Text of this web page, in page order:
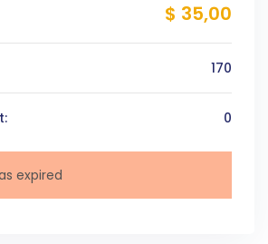
$ 35,00
170
0
expired